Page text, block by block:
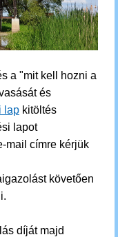
a "mit kell hozni a
és
lap kitöltés
lapot
mail címre kérjük
követően
díját majd